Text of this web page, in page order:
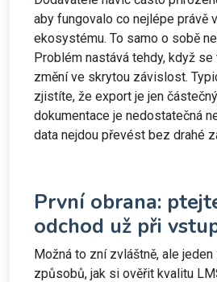
aby fungovalo co nejlépe právě
ekosystému. To samo o sobě
Problém nastává tehdy, když
změní ve skrytou závislost.
zjistíte, že export je jen
dokumentace je nedostatečná
data nejdou převést bez drahé
První obrana:
odchod už při
Možná to zní zvláštně, ale
způsobů, jak si ověřit kvalitu